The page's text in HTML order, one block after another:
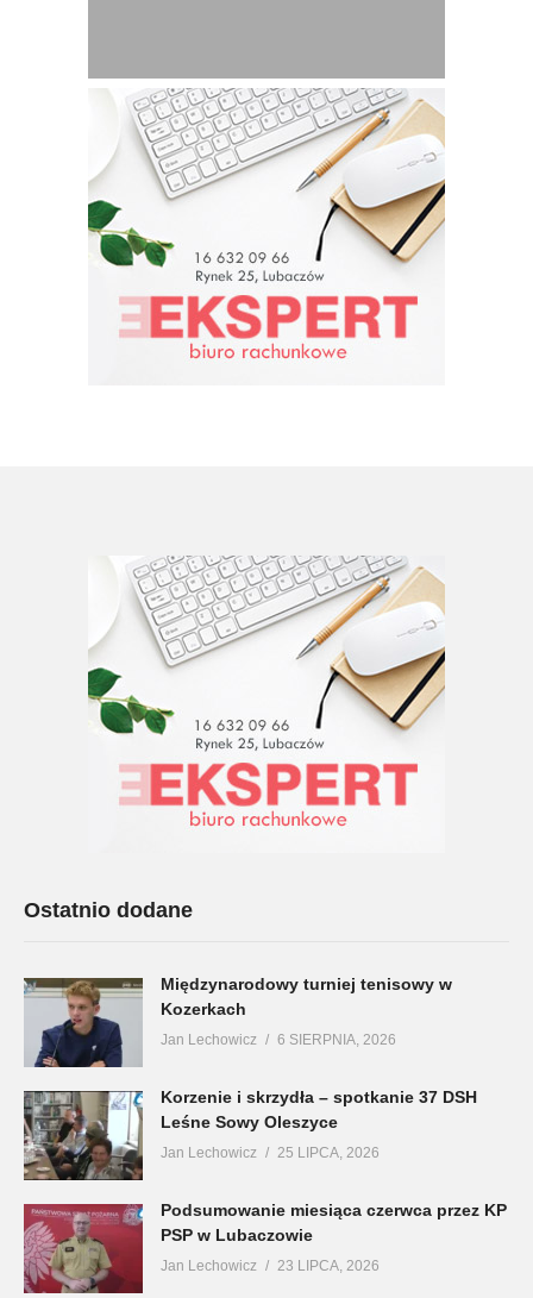
Ostatnio dodane
Międzynarodowy turniej tenisowy w
Kozerkach
Jan Lechowicz 6 SIERPNIA, 2026
Korzenie i skrzydła – spotkanie 37 DSH
Leśne Sowy Oleszyce
Jan Lechowicz 25 LIPCA, 2026
Podsumowanie miesiąca czerwca przez KP
PSP w Lubaczowie
Jan Lechowicz 23 LIPCA, 2026